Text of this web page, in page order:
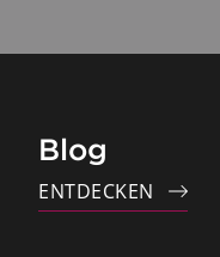
Blog
ENTDECKEN